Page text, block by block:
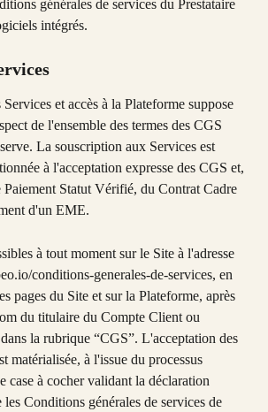
générales de services du Prestataire
intégrés.
et accès à la Plateforme suppose
de l'ensemble des termes des CGS
La souscription aux Services est
à l'acceptation expresse des CGS et,
Paiement Statut Vérifié, du Contrat Cadre
d'un EME.
à tout moment sur le Site à l'adresse
conditions-generales-de-services, en
pages du Site et sur la Plateforme, après
du titulaire du Compte Client ou
la rubrique “CGS”. L'acceptation des
matérialisée, à l'issue du processus
case à cocher validant la déclaration
les Conditions générales de services de